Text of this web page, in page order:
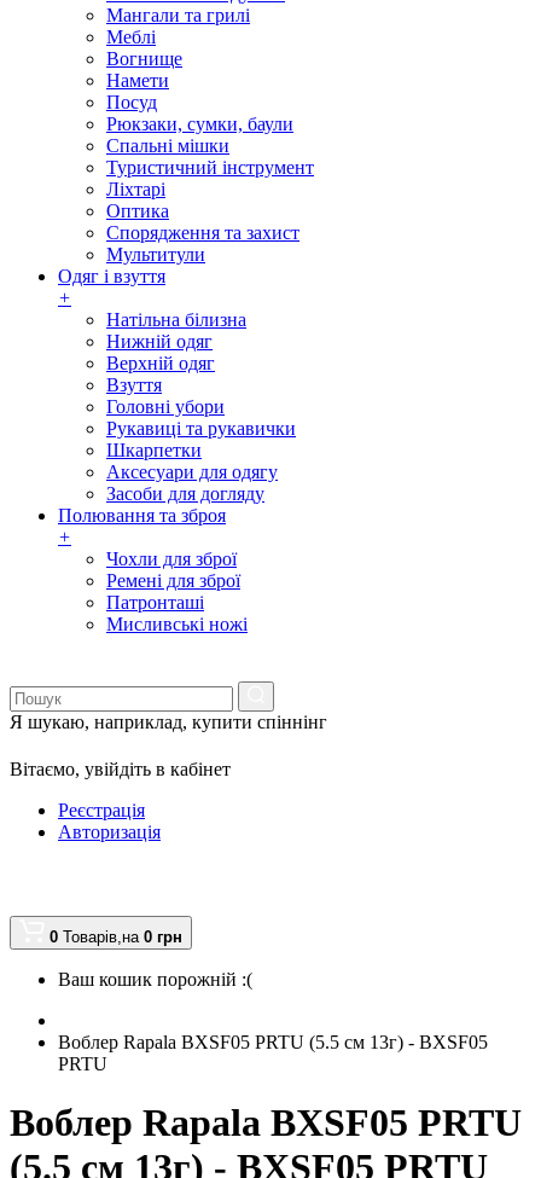
Мангали та грилі
Меблі
Вогнище
Намети
Посуд
Рюкзаки, сумки, баули
Спальні мішки
Туристичний інструмент
Ліхтарі
Оптика
Спорядження та захист
Мультитули
Одяг і взуття
+
Натільна білизна
Нижній одяг
Верхній одяг
Взуття
Головні убори
Рукавиці та рукавички
Шкарпетки
Аксесуари для одягу
Засоби для догляду
Полювання та зброя
+
Чохли для зброї
Ремені для зброї
Патронташі
Мисливські ножі
Я шукаю, наприклад, купити спіннінг
Вітаємо, увійдіть в кабінет
Реєстрація
Авторизація
0 Товарів,на 0 грн
Ваш кошик порожній :(
Воблер Rapala BXSF05 PRTU (5.5 см 13г) - BXSF05
PRTU
Воблер Rapala BXSF05 PRTU
(5.5 см 13г) - BXSF05 PRTU